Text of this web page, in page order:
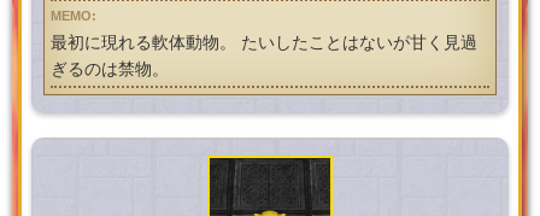
最初に現れる軟体動物。 たいしたことはないが甘く見過
ぎるのは禁物。